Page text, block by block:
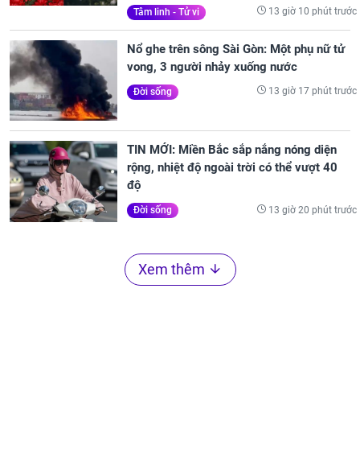
Tâm linh - Tử vi 13 giờ 10 phút trước
Nổ ghe trên sông Sài Gòn: Một phụ nữ tử
vong, 3 người nhảy xuống nước
Đời sống 13 giờ 17 phút trước
TIN MỚI: Miền Bắc sắp nắng nóng diện
rộng, nhiệt độ ngoài trời có thể vượt 40
độ
Đời sống 13 giờ 20 phút trước
Xem thêm